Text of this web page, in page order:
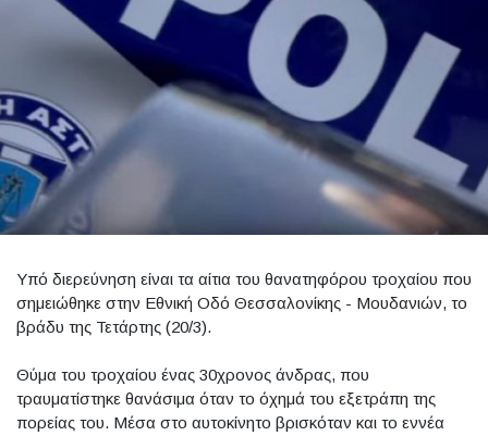
Υπό διερεύνηση είναι τα αίτια του θανατηφόρου τροχαίου που
σημειώθηκε στην Εθνική Οδό Θεσσαλονίκης - Μουδανιών, το
βράδυ της Τετάρτης (20/3).
Θύμα του τροχαίου ένας 30χρονος άνδρας, που
τραυματίστηκε θανάσιμα όταν το όχημά του εξετράπη της
πορείας του. Μέσα στο αυτοκίνητο βρισκόταν και το εννέα